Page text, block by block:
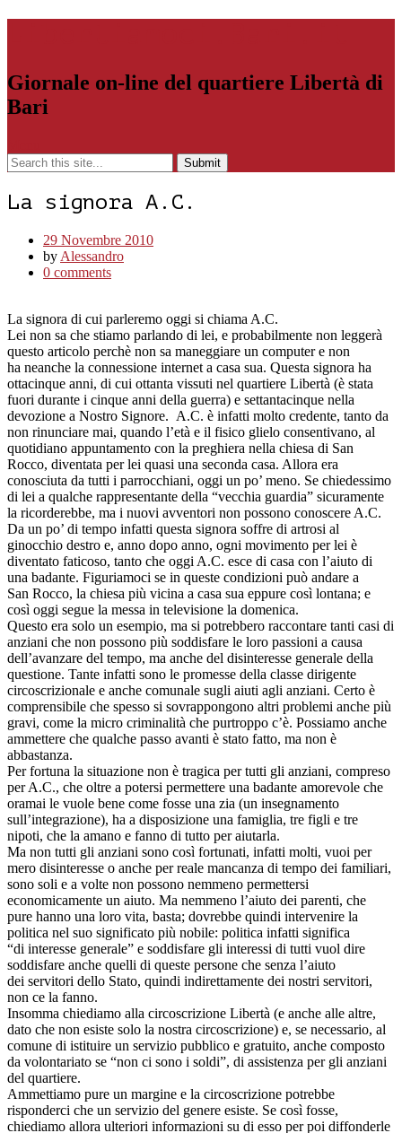
Giornale on-line del quartiere Libertà di
Bari
La signora A.C.
29 Novembre 2010
by Alessandro
0 comments
La signora di cui parleremo oggi si chiama A.C.
Lei non sa che stiamo parlando di lei, e probabilmente non leggerà
questo articolo perchè non sa maneggiare un computer e non
ha neanche la connessione internet a casa sua. Questa signora ha
ottacinque anni, di cui ottanta vissuti nel quartiere Libertà (è stata
fuori durante i cinque anni della guerra) e settantacinque nella
devozione a Nostro Signore. A.C. è infatti molto credente, tanto da
non rinunciare mai, quando l’età e il fisico glielo consentivano, al
quotidiano appuntamento con la preghiera nella chiesa di San
Rocco, diventata per lei quasi una seconda casa. Allora era
conosciuta da tutti i parrocchiani, oggi un po’ meno. Se chiedessimo
di lei a qualche rappresentante della “vecchia guardia” sicuramente
la ricorderebbe, ma i nuovi avventori non possono conoscere A.C.
Da un po’ di tempo infatti questa signora soffre di artrosi al
ginocchio destro e, anno dopo anno, ogni movimento per lei è
diventato faticoso, tanto che oggi A.C. esce di casa con l’aiuto di
una badante. Figuriamoci se in queste condizioni può andare a
San Rocco, la chiesa più vicina a casa sua eppure così lontana; e
così oggi segue la messa in televisione la domenica.
Questo era solo un esempio, ma si potrebbero raccontare tanti casi di
anziani che non possono più soddisfare le loro passioni a causa
dell’avanzare del tempo, ma anche del disinteresse generale della
questione. Tante infatti sono le promesse della classe dirigente
circoscrizionale e anche comunale sugli aiuti agli anziani. Certo è
comprensibile che spesso si sovrappongono altri problemi anche più
gravi, come la micro criminalità che purtroppo c’è. Possiamo anche
ammettere che qualche passo avanti è stato fatto, ma non è
abbastanza.
Per fortuna la situazione non è tragica per tutti gli anziani, compreso
per A.C., che oltre a potersi permettere una badante amorevole che
oramai le vuole bene come fosse una zia (un insegnamento
sull’integrazione), ha a disposizione una famiglia, tre figli e tre
nipoti, che la amano e fanno di tutto per aiutarla.
Ma non tutti gli anziani sono così fortunati, infatti molti, vuoi per
mero disinteresse o anche per reale mancanza di tempo dei familiari,
sono soli e a volte non possono nemmeno permettersi
economicamente un aiuto. Ma nemmeno l’aiuto dei parenti, che
pure hanno una loro vita, basta; dovrebbe quindi intervenire la
politica nel suo significato più nobile: politica infatti significa
“di interesse generale” e soddisfare gli interessi di tutti vuol dire
soddisfare anche quelli di queste persone che senza l’aiuto
dei servitori dello Stato, quindi indirettamente dei nostri servitori,
non ce la fanno.
Insomma chiediamo alla circoscrizione Libertà (e anche alle altre,
dato che non esiste solo la nostra circoscrizione) e, se necessario, al
comune di istituire un servizio pubblico e gratuito, anche composto
da volontariato se “non ci sono i soldi”, di assistenza per gli anziani
del quartiere.
Ammettiamo pure un margine e la circoscrizione potrebbe
risponderci che un servizio del genere esiste. Se così fosse,
chiediamo allora ulteriori informazioni su di esso per poi diffonderle